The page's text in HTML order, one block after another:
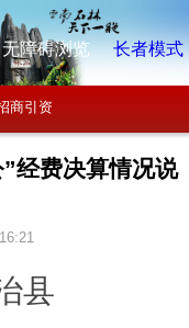
无障碍浏览 长者模式
商引资
经费决算情况说
县